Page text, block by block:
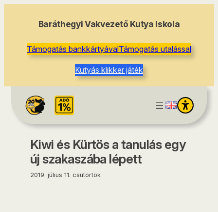
Baráthegyi Vakvezető Kutya Iskola
Támogatás bankkártyávalTámogatás utalással
Kutyás klikker játék
Kiwi és Kürtös a tanulás egy
új szakaszába lépett
2019. július 11. csütörtök